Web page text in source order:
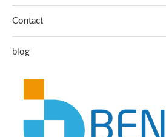
Contact
blog